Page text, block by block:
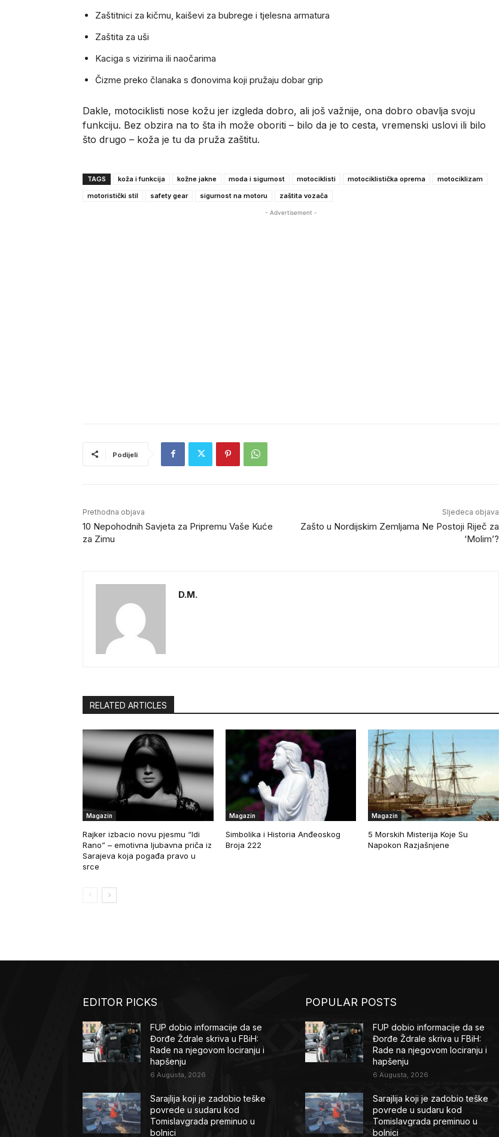
Zaštitnici za kičmu, kaiševi za bubrege i tjelesna armatura
Zaštita za uši
Kaciga s vizirima ili naočarima
Čizme preko članaka s đonovima koji pružaju dobar grip
Dakle, motociklisti nose kožu jer izgleda dobro, ali još važnije, ona dobro obavlja svoju
funkciju. Bez obzira na to šta ih može oboriti – bilo da je to cesta, vremenski uslovi ili bilo
što drugo – koža je tu da pruža zaštitu.
TAGS koža i funkcija kožne jakne moda i sigurnost motociklisti motociklistička oprema
motociklizam
motoristički stil
safety gear sigurnost na motoru zaštita vozača
- Advertisement -
Podijeli
Prethodna objava
10 Nepohodnih Savjeta za Pripremu Vaše Kuće
za Zimu
Sljedeca objava
Zašto u Nordijskim Zemljama Ne Postoji Riječ za
‘Molim’?
D.M.
RELATED ARTICLES
Magazin
Rajker izbacio novu pjesmu “Idi
Rano” – emotivna ljubavna priča iz
Sarajeva koja pogađa pravo u
srce
Magazin
Simbolika i Historia Anđeoskog
Broja 222
Magazin
5 Morskih Misterija Koje Su
Napokon Razjašnjene
EDITOR PICKS
FUP dobio informacije da se
Đorđe Ždrale skriva u FBiH:
Rade na njegovom lociranju i
hapšenju
6 Augusta, 2026
Sarajlija koji je zadobio teške
povrede u sudaru kod
Tomislavgrada preminuo u
bolnici
POPULAR POSTS
FUP dobio informacije da se
Đorđe Ždrale skriva u FBiH:
Rade na njegovom lociranju i
hapšenju
6 Augusta, 2026
Sarajlija koji je zadobio teške
povrede u sudaru kod
Tomislavgrada preminuo u
bolnici